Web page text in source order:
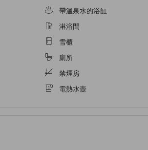
帶溫泉水的浴缸
淋浴間
雪櫃
廁所
禁煙房
電熱水壺